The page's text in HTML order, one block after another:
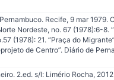
Recife, 9 mar 1979.
Nordeste, no. 67 (1978):6-8.
(1978): 21. “Praça do
de Centro”. Diário de
2.ed. s/l: Limério Rocha,